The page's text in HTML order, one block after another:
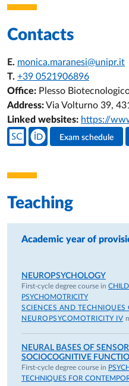
Contacts
E. monica.maranesi@unipr.it
T. +39 0521906896
Office: Plesso
Address:Via Volturno 39,
Linked websites: https://
Teacher's social
Exam schedule
Teaching
Academic year of
NEUROPSYCHOLOGY
First-cycle degree course in
PSYCHOMOTRICITY
SCIENCES AND TECHNIQUES
NEUROPSYCOMOTRICITY IV
NEURAL BASES OF
SOCIOCOGNITIVE
First-cycle degree course in
TECHNIQUES FOR